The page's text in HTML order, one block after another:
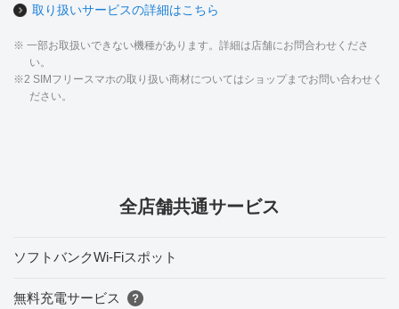
取り扱いサービスの詳細はこちら
※ 一部お取扱いできない機種があります。詳細は店舗にお問合わせくださ
い。
※2 SIMフリースマホの取り扱い商材についてはショップまでお問い合わせく
ださい。
全店舗共通サービス
ソフトバンクWi-Fiスポット
無料充電サービス